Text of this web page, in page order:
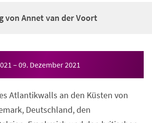
von Annet van der Voort
– 09. Dezember 2021
Atlantikwalls an den Küsten von
Deutschland, den